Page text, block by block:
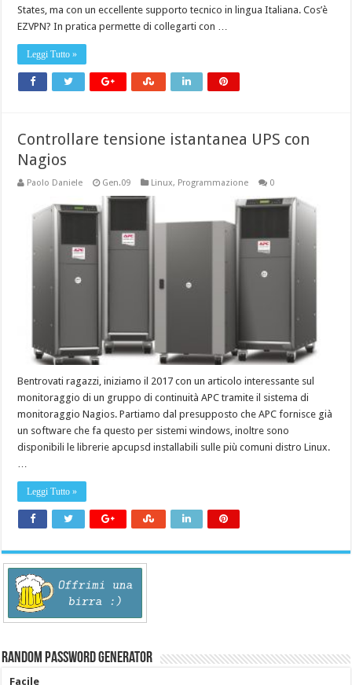
States, ma con un eccellente supporto tecnico in lingua Italiana. Cos’è
EZVPN? In pratica permette di collegarti con …
Leggi Tutto »
Controllare tensione istantanea UPS con
Nagios
Paolo Daniele Gen.09 Linux, Programmazione 0
Bentrovati ragazzi, iniziamo il 2017 con un articolo interessante sul
monitoraggio di un gruppo di continuità APC tramite il sistema di
monitoraggio Nagios. Partiamo dal presupposto che APC fornisce già
un software che fa questo per sistemi windows, inoltre sono
disponibili le librerie apcupsd installabili sulle più comuni distro Linux.
Leggi Tutto »
Random Password Generator
Facile